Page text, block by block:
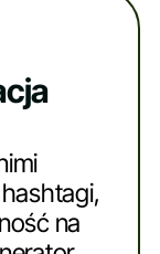
na